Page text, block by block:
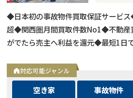
◆日本初の事故物件買取保証サービ
超◆関西圏月間買取件数No1◆不動産
がでたら売主へ利益を還元◆最短1日
対応可能ジャンル
空き家 事故物件